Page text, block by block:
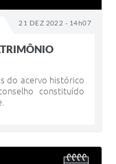
21 DEZ 2022 - 14h07
do acervo histórico
constituído